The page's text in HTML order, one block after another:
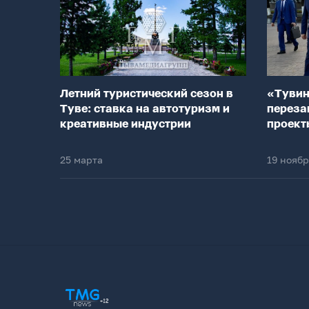
Летний туристический сезон в
Туве: ставка на автотуризм и
креативные индустрии
25 марта 19